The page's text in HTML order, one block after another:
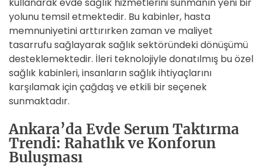
yolunu temsil etmektedir. Bu kabinler, hasta
memnuniyetini arttırırken zaman ve maliyet
tasarrufu sağlayarak sağlık sektöründeki dönüşümü
desteklemektedir. İleri teknolojiyle donatılmış bu özel
sağlık kabinleri, insanların sağlık ihtiyaçlarını
karşılamak için çağdaş ve etkili bir seçenek
sunmaktadır.
Ankara’da Evde Serum Taktırma
Trendi: Rahatlık ve Konforun
Buluşması